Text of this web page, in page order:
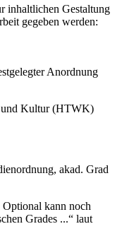
inhaltlichen Gestaltung
gegeben werden:
Anordnung
und Kultur (HTWK)
akad. Grad
kann noch
Grades ...“ laut